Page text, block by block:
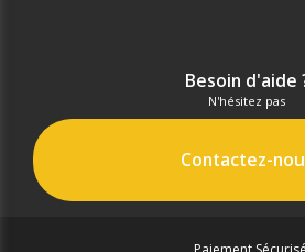
Besoin d'aide
N'hésitez pas
Contactez-